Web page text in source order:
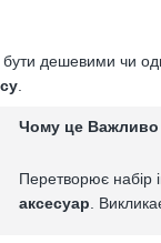
дешевими чи
Чому це Важливо
Перетворює набір
аксесуар .